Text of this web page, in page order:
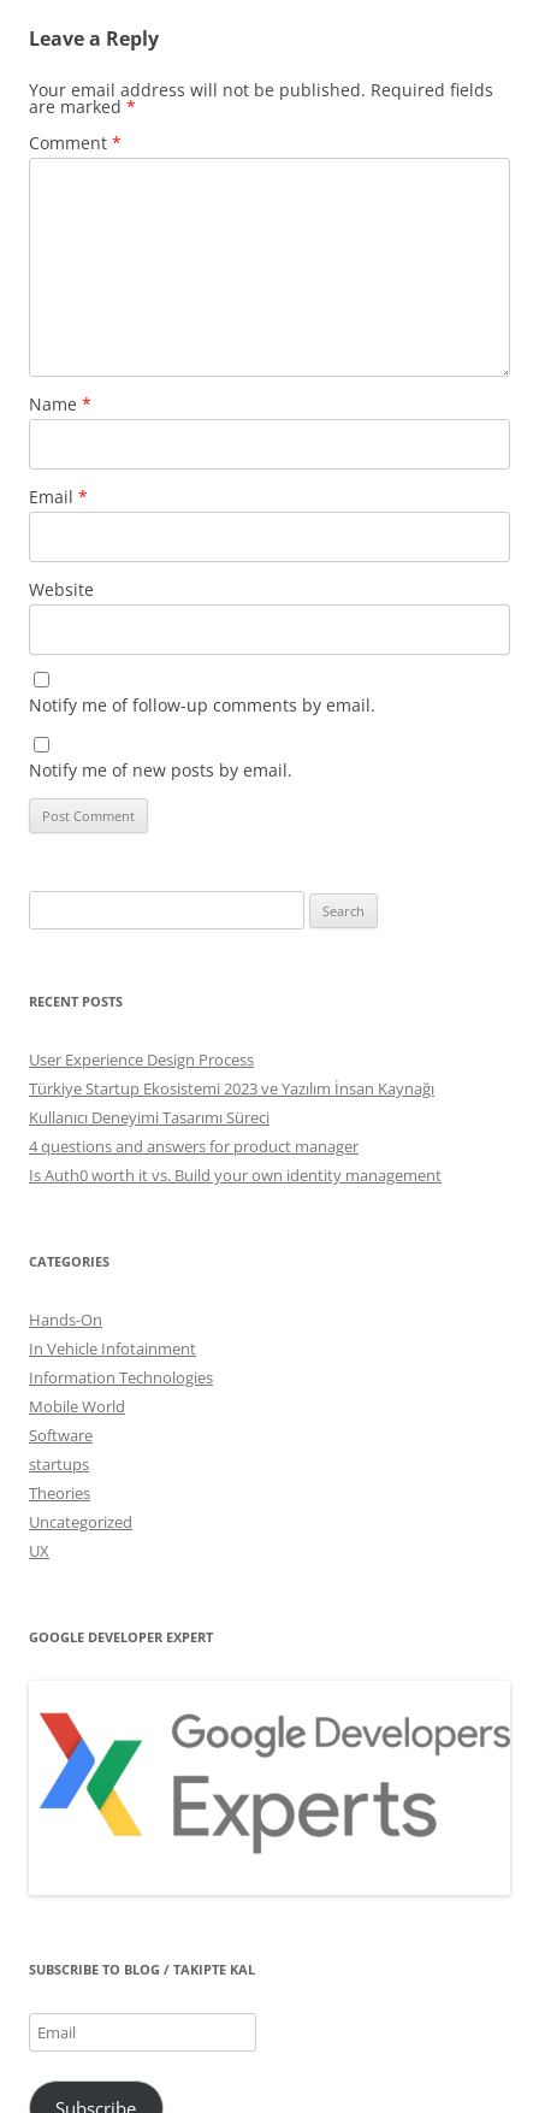
Leave a Reply
Your email address will not be published. Required fields
are marked *
Comment *
Name *
Email *
Website
Notify me of follow-up comments by email.
Notify me of new posts by email.
for:
RECENT POSTS
User Experience Design Process
Türkiye Startup Ekosistemi 2023 ve Yazılım İnsan Kaynağı
Kullanıcı Deneyimi Tasarımı Süreci
4 questions and answers for product manager
Is Auth0 worth it vs. Build your own identity management
CATEGORIES
Hands-On
In Vehicle Infotainment
Information Technologies
Mobile World
Software
startups
Theories
Uncategorized
UX
GOOGLE DEVELOPER EXPERT
SUBSCRIBE TO BLOG / TAKIPTE KAL
Email